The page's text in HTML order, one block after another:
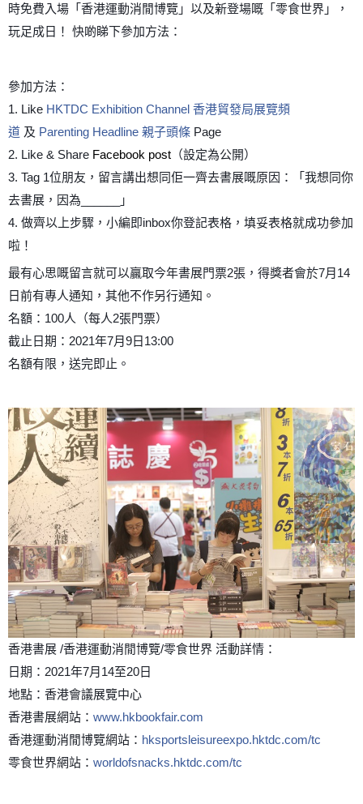
時免費入場「香港運動消閒博覽」以及新登場嘅「零食世界」，
玩足成日！ 快啲睇下參加方法：
參加方法：
1. Like HKTDC Exhibition Channel 香港貿發局展覽頻
道 及 Parenting Headline 親子頭條 Page
2. Like & Share Facebook post （設定為公開）
3. Tag 1位朋友，留言講出想同佢一齊去書展嘅原因：「我想同你
去書展，因為______」
4. 做齊以上步驟，小編即inbox你登記表格，填妥表格就成功參加
啦！
最有心思嘅留言就可以贏取今年書展門票2張，得獎者會於7月14
日前有專人通知，其他不作另行通知。
名額：100人（每人2張門票）
截止日期：2021年7月9日13:00
名額有限，送完即止。
香港書展 /香港運動消閒博覽/零食世界 活動詳情：
日期：2021年7月14至20日
地點：香港會議展覽中心
香港書展網站： www.hkbookfair.com
香港運動消閒博覽網站： hksportsleisureexpo.hktdc.com/tc
零食世界網站： worldofsnacks.hktdc.com/tc